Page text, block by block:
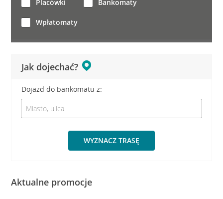
Jak dojechać?
Dojazd do bankomatu z:
WYZNACZ TRASĘ
Placówki Bankomaty
Wpłatomaty
Aktualne promocje